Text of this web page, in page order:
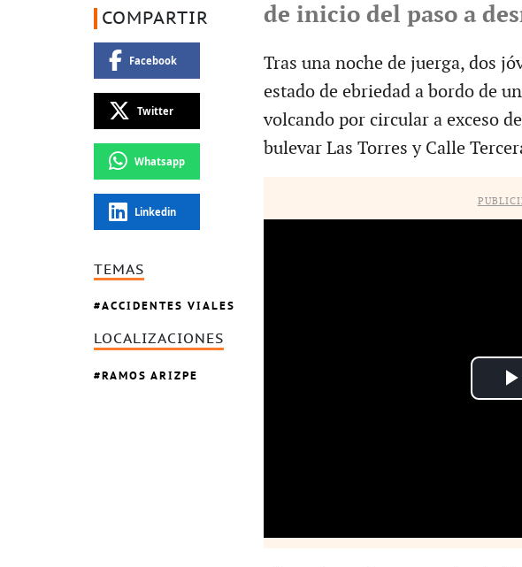
COMPARTIR
Facebook
Twitter
Whatsapp
Linkedin
TEMAS
ACCIDENTES VIALES
LOCALIZACIONES
RAMOS ARIZPE
de inicio del paso a
Tras una noche de juerga, dos
estado de ebriedad a bordo de
volcando por circular a exceso
bulevar Las Torres y Calle